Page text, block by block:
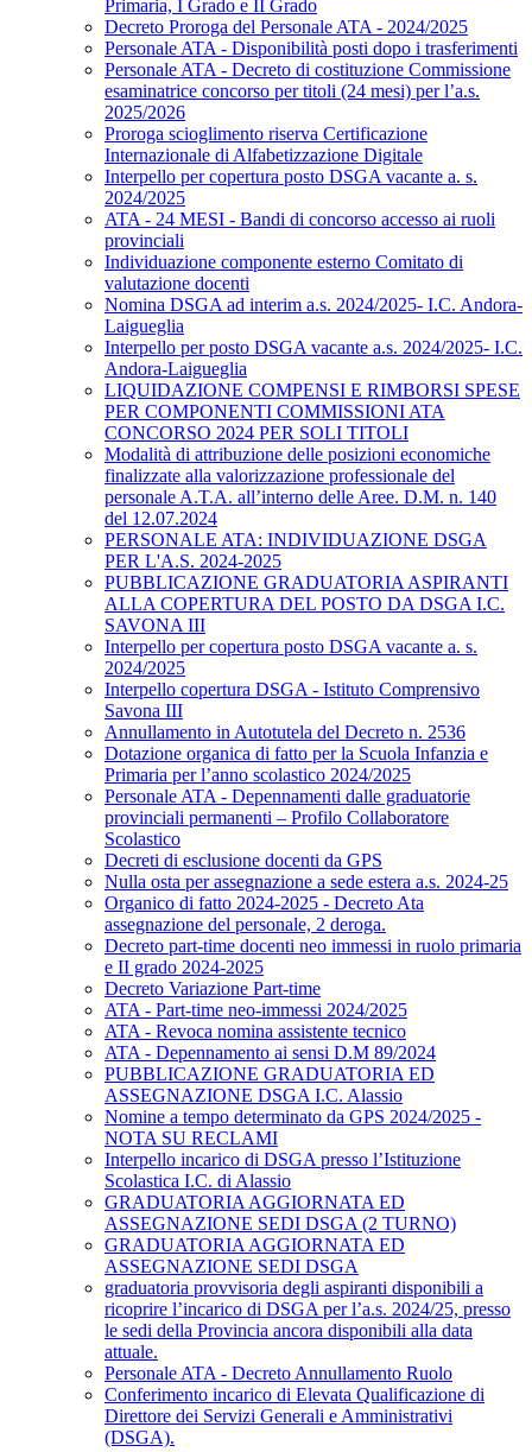
Primaria, I Grado e II Grado
Decreto Proroga del Personale ATA - 2024/2025
Personale ATA - Disponibilità posti dopo i trasferimenti
Personale ATA - Decreto di costituzione Commissione
esaminatrice concorso per titoli (24 mesi) per l’a.s.
2025/2026
Proroga scioglimento riserva Certificazione
Internazionale di Alfabetizzazione Digitale
Interpello per copertura posto DSGA vacante a. s.
2024/2025
ATA - 24 MESI - Bandi di concorso accesso ai ruoli
provinciali
Individuazione componente esterno Comitato di
valutazione docenti
Nomina DSGA ad interim a.s. 2024/2025- I.C. Andora-
Laigueglia
Interpello per posto DSGA vacante a.s. 2024/2025- I.C.
Andora-Laigueglia
LIQUIDAZIONE COMPENSI E RIMBORSI SPESE
PER COMPONENTI COMMISSIONI ATA
CONCORSO 2024 PER SOLI TITOLI
Modalità di attribuzione delle posizioni economiche
finalizzate alla valorizzazione professionale del
personale A.T.A. all’interno delle Aree. D.M. n. 140
del 12.07.2024
PERSONALE ATA: INDIVIDUAZIONE DSGA
PER L'A.S. 2024-2025
PUBBLICAZIONE GRADUATORIA ASPIRANTI
ALLA COPERTURA DEL POSTO DA DSGA I.C.
SAVONA III
Interpello per copertura posto DSGA vacante a. s.
2024/2025
Interpello copertura DSGA - Istituto Comprensivo
Savona III
Annullamento in Autotutela del Decreto n. 2536
Dotazione organica di fatto per la Scuola Infanzia e
Primaria per l’anno scolastico 2024/2025
Personale ATA - Depennamenti dalle graduatorie
provinciali permanenti – Profilo Collaboratore
Scolastico
Decreti di esclusione docenti da GPS
Nulla osta per assegnazione a sede estera a.s. 2024-25
Organico di fatto 2024-2025 - Decreto Ata
assegnazione del personale, 2 deroga.
Decreto part-time docenti neo immessi in ruolo primaria
e II grado 2024-2025
Decreto Variazione Part-time
ATA - Part-time neo-immessi 2024/2025
ATA - Revoca nomina assistente tecnico
ATA - Depennamento ai sensi D.M 89/2024
PUBBLICAZIONE GRADUATORIA ED
ASSEGNAZIONE DSGA I.C. Alassio
Nomine a tempo determinato da GPS 2024/2025 -
NOTA SU RECLAMI
Interpello incarico di DSGA presso l’Istituzione
Scolastica I.C. di Alassio
GRADUATORIA AGGIORNATA ED
ASSEGNAZIONE SEDI DSGA (2 TURNO)
GRADUATORIA AGGIORNATA ED
ASSEGNAZIONE SEDI DSGA
graduatoria provvisoria degli aspiranti disponibili a
ricoprire l’incarico di DSGA per l’a.s. 2024/25, presso
le sedi della Provincia ancora disponibili alla data
attuale.
Personale ATA - Decreto Annullamento Ruolo
Conferimento incarico di Elevata Qualificazione di
Direttore dei Servizi Generali e Amministrativi
(DSGA).